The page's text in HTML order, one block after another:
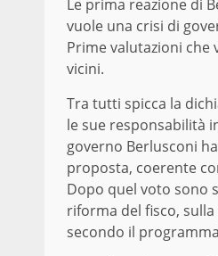
Le prima reazione di
vuole una crisi di
Prime valutazioni
vicini.
Tra tutti spicca la
le sue responsabilità
governo Berlusconi
proposta, coerente
Dopo quel voto sono
riforma del fisco,
secondo il